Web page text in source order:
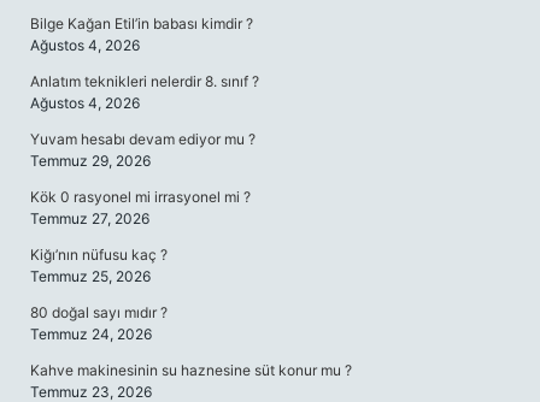
Bilge Kağan Etil’in babası kimdir ?
Ağustos 4, 2026
Anlatım teknikleri nelerdir 8. sınıf ?
Ağustos 4, 2026
Yuvam hesabı devam ediyor mu ?
Temmuz 29, 2026
Kök 0 rasyonel mi irrasyonel mi ?
Temmuz 27, 2026
Kiğı’nın nüfusu kaç ?
Temmuz 25, 2026
80 doğal sayı mıdır ?
Temmuz 24, 2026
Kahve makinesinin su haznesine süt konur mu ?
Temmuz 23, 2026